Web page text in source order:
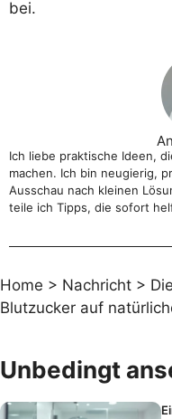
bei.
Ich liebe praktische Ideen,
machen. Ich bin neugierig,
Ausschau nach kleinen
teile ich Tipps, die sofort
Home > Nachricht >
Blutzucker auf
Unbedingt